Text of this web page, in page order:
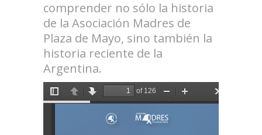
comprender no sólo la historia
de la Asociación Madres de
Plaza de Mayo, sino también la
historia reciente de la
Argentina.